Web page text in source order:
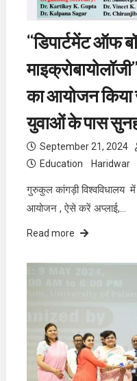
“डिपार्टमेंट ऑफ
का आयोजन किया
युवाओं के पास
September 21, 2024
Education
Haridwar
गुरुकुल कांगड़ी विश्वविधालय में
आयोजन , ऐसे करें अप्लाई,…
Read more